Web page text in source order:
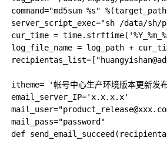
command="md5sum %s"
server_script_exec="sh /data/sh/
cur_time =
log_file_name = log_path +
itheme= '帐号中心生产环境版本更新发
email_server_IP='x.x.x.x'
mail_pass="password"
def